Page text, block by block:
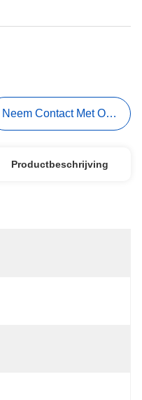
Neem Contact Met Ons Op
Productbeschrijving